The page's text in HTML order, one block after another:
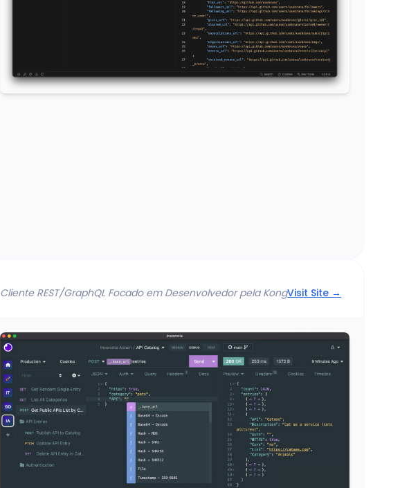
Cliente REST/GraphQL Focado em Desenvolvedor pela KongVisit Site →